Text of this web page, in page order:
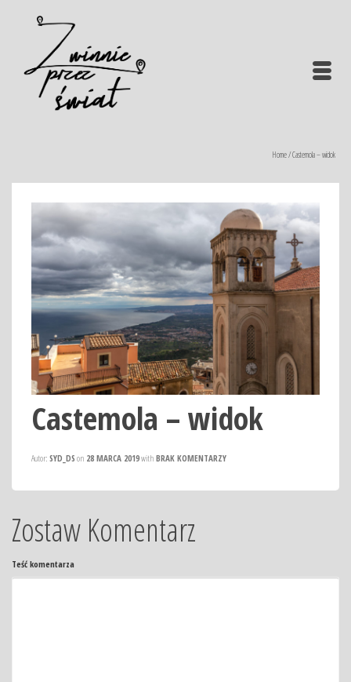
Home/Castemola – widok
Castemola – widok
Autor: SYD_DS on 28 MARCA 2019with BRAK KOMENTARZY
Zostaw Komentarz
Teść komentarza